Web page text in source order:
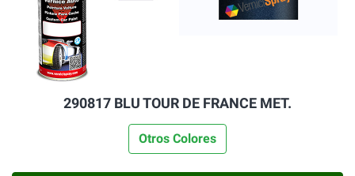
290817 BLU TOUR DE FRANCE MET.
Otros Colores